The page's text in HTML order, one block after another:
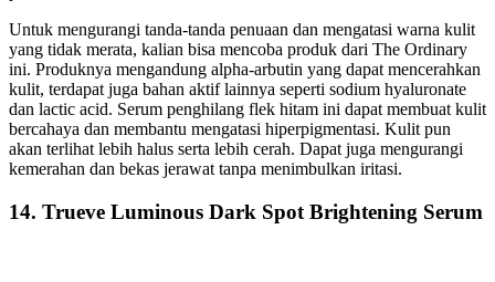
Untuk mengurangi tanda-tanda penuaan dan mengatasi warna kulit
yang tidak merata, kalian bisa mencoba produk dari The Ordinary
ini. Produknya mengandung alpha-arbutin yang dapat mencerahkan
kulit, terdapat juga bahan aktif lainnya seperti sodium hyaluronate
dan lactic acid. Serum penghilang flek hitam ini dapat membuat kulit
bercahaya dan membantu mengatasi hiperpigmentasi. Kulit pun
akan terlihat lebih halus serta lebih cerah. Dapat juga mengurangi
kemerahan dan bekas jerawat tanpa menimbulkan iritasi.
14. Trueve Luminous Dark Spot Brightening Serum